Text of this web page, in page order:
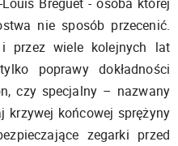
nie sposób przecenić.
przez wiele kolejnych lat
poprawy dokładności
czy specjalny – nazwany
krzywej końcowej sprężyny
zegarki przed